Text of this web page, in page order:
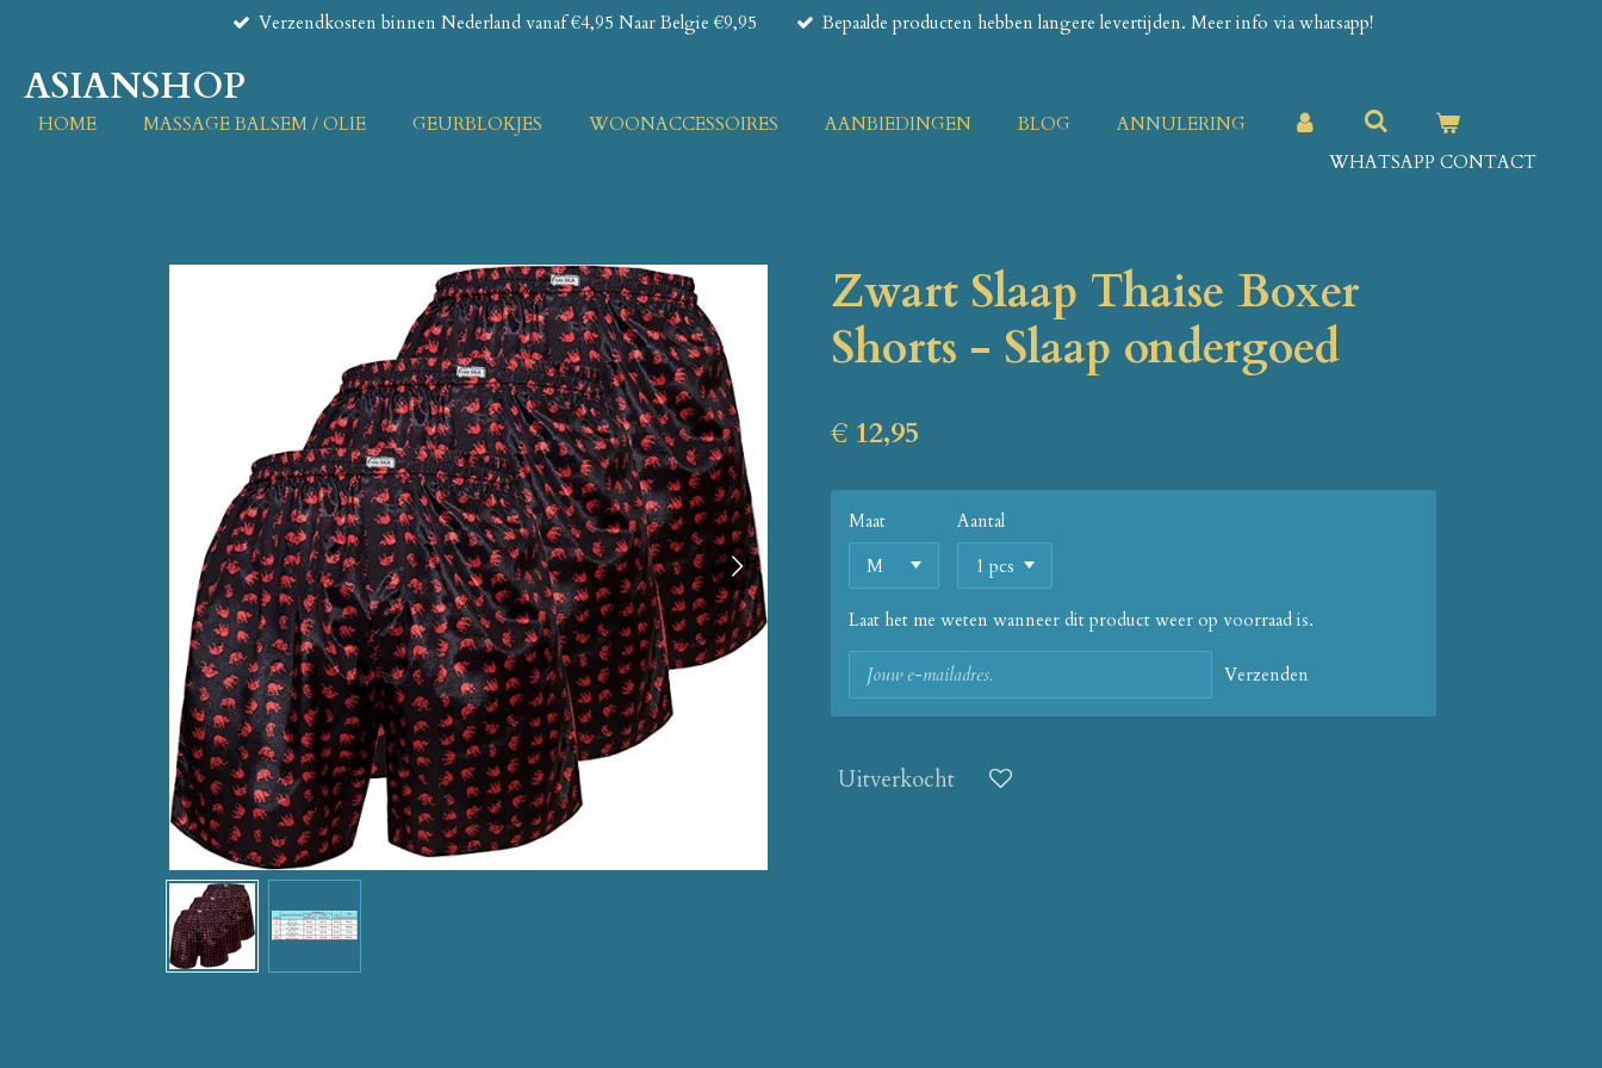
naar
de
hoofdinhoud
Verzendkosten binnen Nederland vanaf €4,95 Naar Belgie €9,95 Bepaalde producten hebben langere levertijden. Meer info via whatsapp!
ASIANSHOP
HOME MASSAGE BALSEM / OLIE GEURBLOKJES WOONACCESSOIRES AANBIEDINGEN BLOG
ANNULERING
WHATSAPP CONTACT
Zwart Slaap Thaise Boxer
Shorts - Slaap ondergoed
€ 12,95
Maat Aantal
Laat het me weten wanneer dit product weer op voorraad is.
Verzenden
Uitverkocht